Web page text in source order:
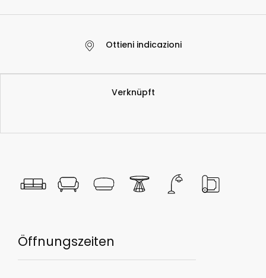
Ottieni indicazioni
​Verknüpft
​Öffnungszeiten